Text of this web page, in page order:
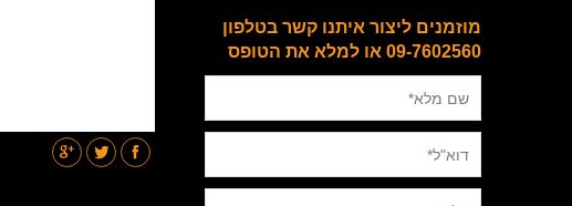
מוזמנים ליצור איתנו קשר בטלפון
09-7602560 או למלא את הטופס